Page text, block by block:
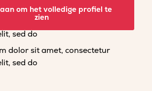
sed do
dolor sit amet, consectetur
sed do
dolor sit amet, consectetur
sed do
om het volledige profiel te
zien